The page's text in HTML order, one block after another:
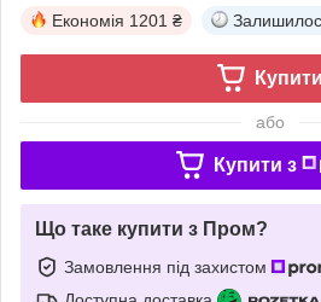
Економія 1201 ₴
Купити
або
Купити з
Що таке купити з Пром?
Замовлення під захистом